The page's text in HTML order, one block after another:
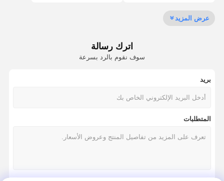
نتحدث الآن
غسل العين بالماء المقسى
محطة غسيل العينين المثبتة على الحائط
محطة غسل العينين على الطاولة
عرض المزيد
اترك رسالة
سوف نقوم بالرد بسرعة
بريد
المتطلبات